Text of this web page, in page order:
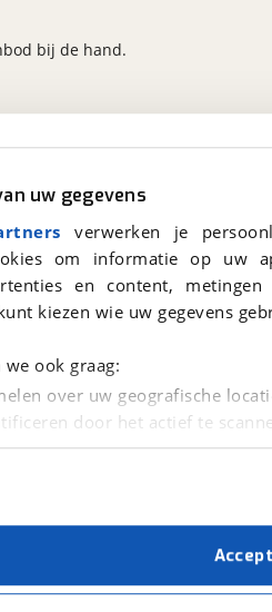
uw gegevens
verwerken je
om informatie op
en content,
kiezen wie uw gegevens
ook graag:
over uw geografische
door het actief te
gegevens worden
technieken zorgen we
de website goed werkt.
graag relevante advertenties
bij de hand.
en Privacyverklaring